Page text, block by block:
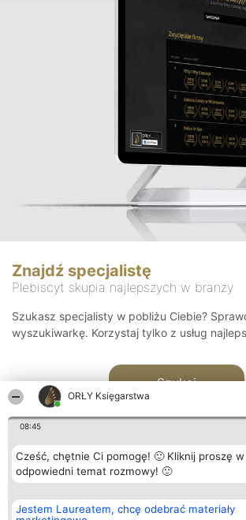
ORŁY Księgarstwa
08:45
Cześć, chętnie Ci pomogę! 🙂 Kliknij proszę w
odpowiedni temat rozmowy! 🙂
Jestem Laureatem, chcę odebrać materiały
Znajdź specjalistę
Plebiscyt skupia najlepszych w branży
Szukasz specjalisty w pobliżu Ciebie?
wyszukiwarkę. Korzystaj tylko z usług
Szukaj
Organizator plebiscytu
Bright Side Solutions sp. z o.
Plebiscyt
Laureaci